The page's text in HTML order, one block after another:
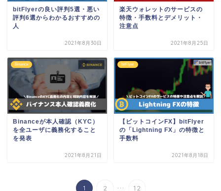
bitFlyerの良い評判5選・悪い
評判6選からわかるおすすめの
人
2021年8月30日
楽天ウォレットのサービスの
特徴・手数料とデメリット・
注意点
2021年8月25日
Binance
Binanceが本人確認（KYC）
を全ユーザに義務化すること
を発表
2021年8月21日
bitFlyer
【ビットコインFX】bitFlyer
の「Lightning FX」の特徴と
手数料
2021年8月18日
1 2 ... 12